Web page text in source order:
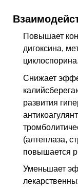
Повышает
дигоксина,
циклоспорина.
Снижает
развития
(алтеплаза,
повышается
Уменьшает